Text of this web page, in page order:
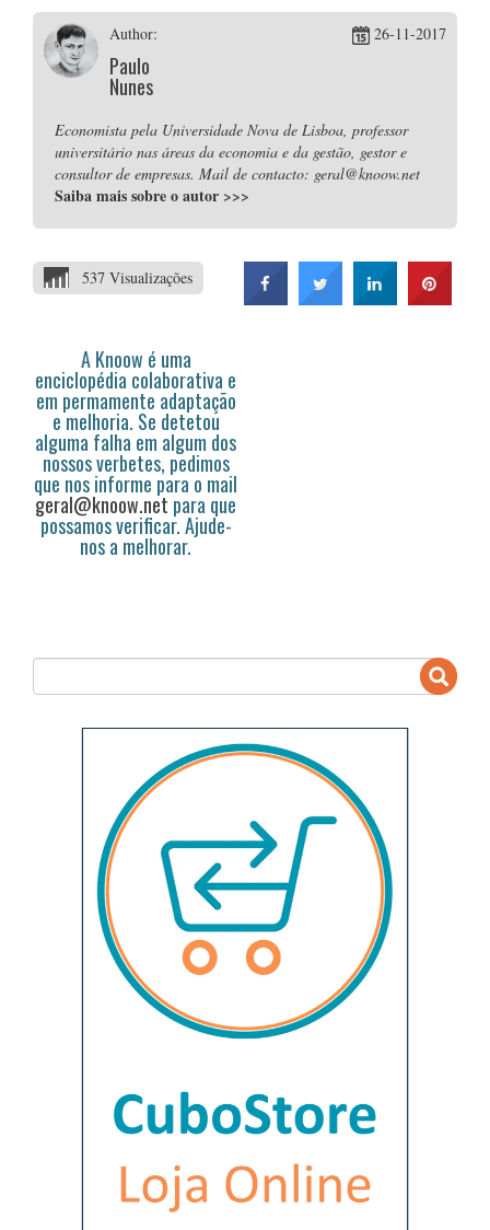
Author:
Paulo
Nunes
26-11-2017
Economista pela Universidade Nova de Lisboa, professor
universitário nas áreas da economia e da gestão, gestor e
consultor de empresas. Mail de contacto: geral@knoow.net
Saiba mais sobre o autor >>>
537 Visualizações
A Knoow é uma
enciclopédia colaborativa e
em permamente adaptação
e melhoria. Se detetou
alguma falha em algum dos
nossos verbetes, pedimos
que nos informe para o mail
geral@knoow.net para que
possamos verificar. Ajude-
nos a melhorar.